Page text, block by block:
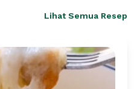
Lihat Semua Resep